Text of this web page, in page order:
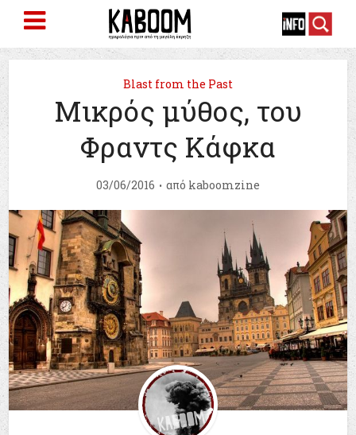
Blast from the Past
Μικρός μύθος, του
Φραντς Κάφκα
03/06/2016 από kaboomzine